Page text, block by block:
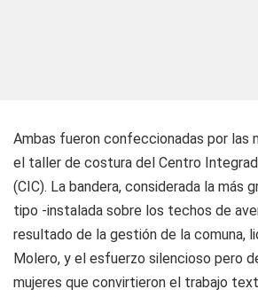
Ambas fueron confeccionadas por las
el taller de costura del Centro
(CIC). La bandera, considerada la más
tipo -instalada sobre los techos de
resultado de la gestión de la comuna,
Molero, y el esfuerzo silencioso pero
mujeres que convirtieron el trabajo